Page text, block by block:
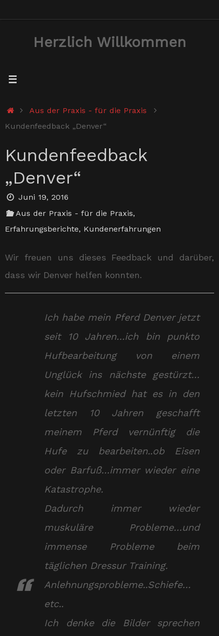
Herzlich Willkommen
StartAus der Praxis - für die Praxis
Kundenfeedback „Denver“
Kundenfeedback
„Denver“
Juni 19, 2016
Aus der Praxis - für die Praxis,
Erfahrungsberichte, Kundenerfahrungen
Wir freuen uns dieses Feedback und darüber,
dass wir Denver helfen konnten.
Ich habe mein Pferd Denver jetzt
seit 10 Jahren…ich bin punkto
Hufbearbeitung von einem
Unglück ins nächste gestürzt…
kein Hufschmied hat es in den
letzten 10 Jahren geschafft
meinem Pferd vernünftig die
Hufe zu bearbeiten..ob Eisen
oder Barfuß…immer wieder eine
Katastrophe.
Dadurch immer wieder
muskuläre Probleme…und
immense Probleme beim
täglichen Dressur Training.
Anlehnungsprobleme..Schiefe…
etc..
Ich denke die Bilder sprechen